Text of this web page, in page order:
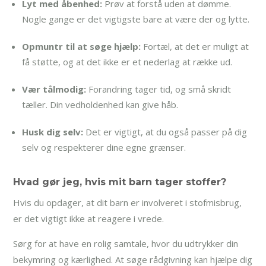
Lyt med åbenhed: Prøv at forstå uden at dømme.
Nogle gange er det vigtigste bare at være der og lytte.
Opmuntr til at søge hjælp: Fortæl, at det er muligt at
få støtte, og at det ikke er et nederlag at række ud.
Vær tålmodig: Forandring tager tid, og små skridt
tæller. Din vedholdenhed kan give håb.
Husk dig selv: Det er vigtigt, at du også passer på dig
selv og respekterer dine egne grænser.
Hvad gør jeg, hvis mit barn tager stoffer?
Hvis du opdager, at dit barn er involveret i stofmisbrug,
er det vigtigt ikke at reagere i vrede.
Sørg for at have en rolig samtale, hvor du udtrykker din
bekymring og kærlighed. At søge rådgivning kan hjælpe dig